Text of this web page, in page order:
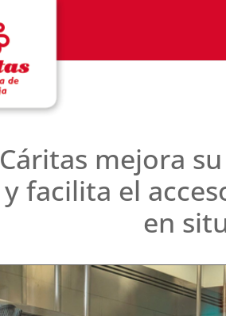
Cáritas mejora
y facilita el
en